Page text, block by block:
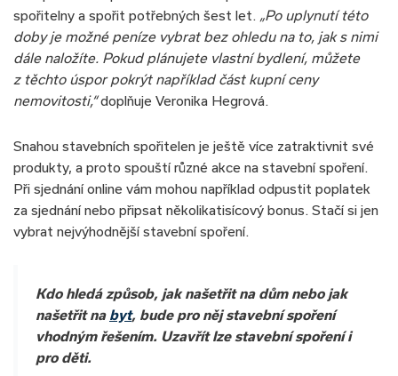
spořitelny a spořit potřebných šest let. „Po uplynutí této
doby je možné peníze vybrat bez ohledu na to, jak s nimi
dále naložíte. Pokud plánujete vlastní bydlení, můžete
z těchto úspor pokrýt například část kupní ceny
nemovitosti,“doplňuje Veronika Hegrová.
Snahou stavebních spořitelen je ještě více zatraktivnit své
produkty, a proto spouští různé akce na stavební spoření.
Při sjednání online vám mohou například odpustit poplatek
za sjednání nebo připsat několikatisícový bonus. Stačí si jen
vybrat nejvýhodnější stavební spoření.
Kdo hledá způsob, jak našetřit na dům nebo jak
našetřit na byt, bude pro něj stavební spoření
vhodným řešením. Uzavřít lze stavební spoření i
pro děti.